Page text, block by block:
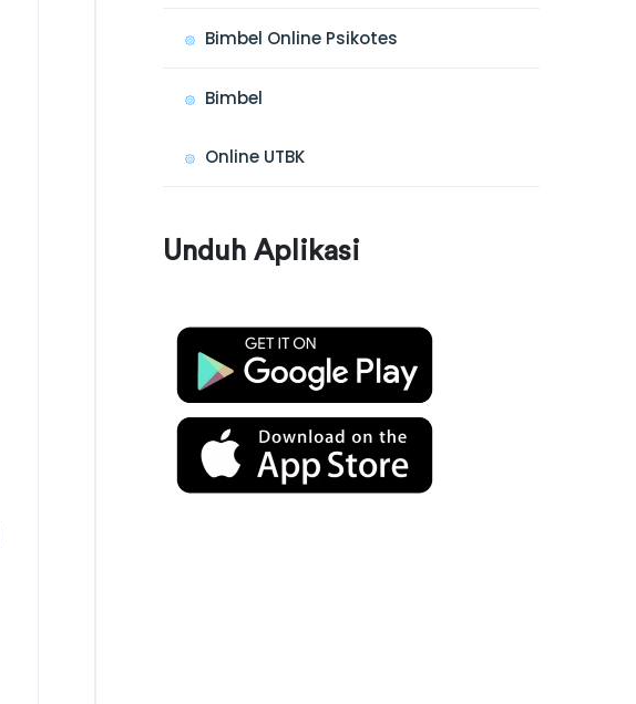
Bimbel Online Psikotes
Bimbel
Online UTBK
Unduh Aplikasi